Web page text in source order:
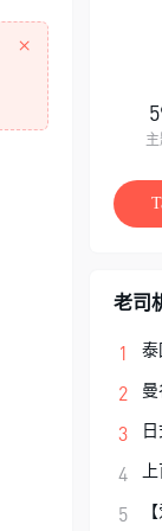
×
老司
泰
曼